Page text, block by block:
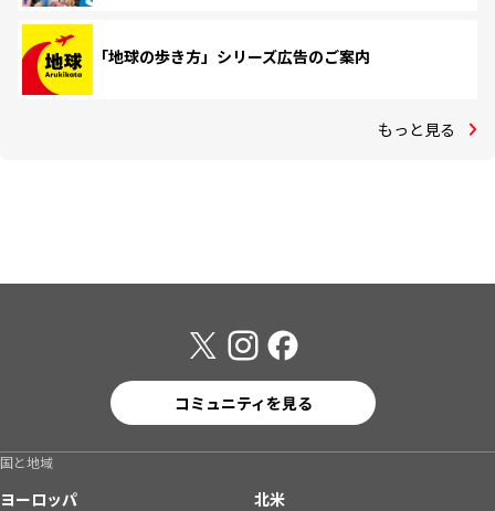
「地球の歩き方」シリーズ広告のご案内
もっと見る
コミュニティを見る
国と地域
ヨーロッパ
北米